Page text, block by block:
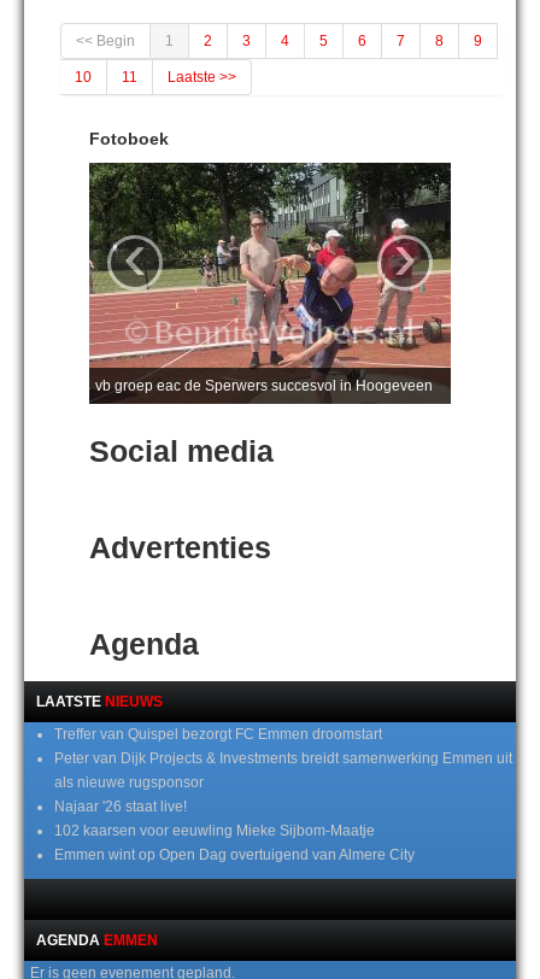
<< Begin 1 2 3 4 5 6 7 8 9
10 11 Laatste >>
Fotoboek
vb groep eac de Sperwers succesvol in Hoogeveen
‹ ›
Social media
Advertenties
Agenda
LAATSTE NIEUWS
Treffer van Quispel bezorgt FC Emmen droomstart
Peter van Dijk Projects & Investments breidt samenwerking Emmen uit
als nieuwe rugsponsor
Najaar '26 staat live!
102 kaarsen voor eeuwling Mieke Sijbom-Maatje
Emmen wint op Open Dag overtuigend van Almere City
AGENDA EMMEN
Er is geen evenement gepland.